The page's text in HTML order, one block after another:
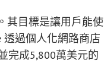
其目標是讓用戶能使
透過個人化網路商店
完成5,800萬美元的